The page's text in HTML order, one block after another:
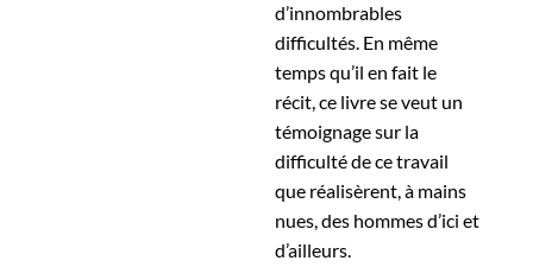
d’innombrables
difficultés. En même
temps qu’il en fait le
récit, ce livre se veut un
témoignage sur la
difficulté de ce travail
que réalisèrent, à mains
nues, des hommes d’ici et
d’ailleurs.